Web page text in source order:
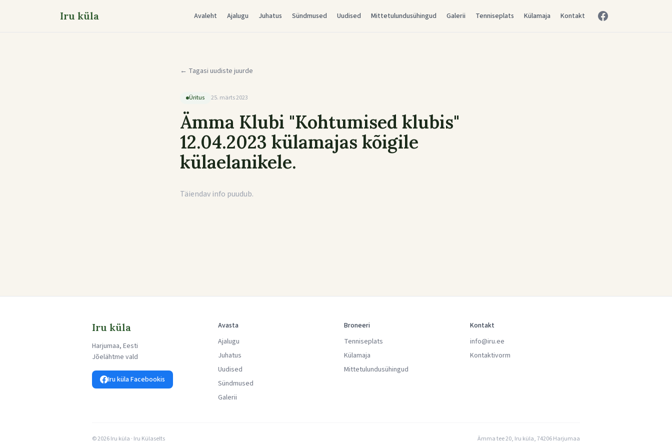
Iru küla Avaleht Ajalugu Juhatus Sündmused Uudised Mittetulundusühingud Galerii Tenniseplats Külamaja Kontakt
← Tagasi uudiste juurde
Üritus 25. märts 2023
Ämma Klubi "Kohtumised klubis"
12.04.2023 külamajas kõigile
külaelanikele.
Täiendav info puudub.
Iru küla
Harjumaa, Eesti
Jõelähtme vald
Iru küla Facebookis
Avasta
Ajalugu
Juhatus
Uudised
Sündmused
Galerii
Broneeri
Tenniseplats
Külamaja
Mittetulundusühingud
Kontakt
info@iru.ee
Kontaktivorm
©2026Iru küla · Iru Külaselts Ämma tee 20, Iru küla, 74206 Harjumaa